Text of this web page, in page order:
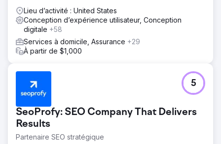
Lieu d’activité : United States
Conception d’expérience utilisateur, Conception
digitale +58
Services à domicile, Assurance +29
À partir de $1,000
SeoProfy: SEO Company That Delivers
Results
Partenaire SEO stratégique
5